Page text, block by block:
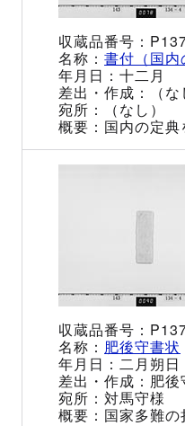
書付（国内
十二月
（な
（なし）
国内の定
肥後守書状
二月朔日
肥後
対馬守様
国家多難